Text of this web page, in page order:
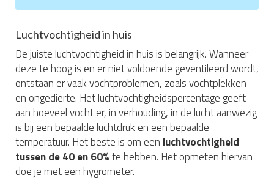
Luchtvochtigheid in huis
De juiste luchtvochtigheid in huis is belangrijk. Wanneer
deze te hoog is en er niet voldoende geventileerd wordt,
ontstaan er vaak vochtproblemen, zoals vochtplekken
en ongedierte. Het luchtvochtigheidspercentage geeft
aan hoeveel vocht er, in verhouding, in de lucht aanwezig
is bij een bepaalde luchtdruk en een bepaalde
temperatuur. Het beste is om een luchtvochtigheid
tussen de 40 en 60%te hebben. Het opmeten hiervan
doe je met een hygrometer.